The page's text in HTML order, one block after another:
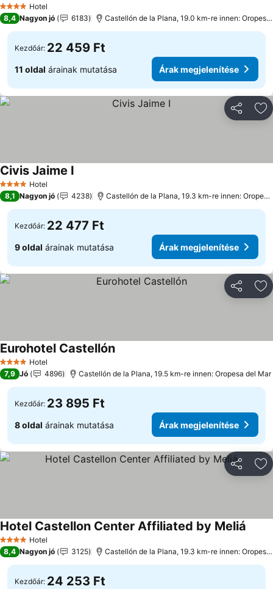
4 KategóriaHotel
8,4 Nagyon jó 6183 Castellón de la Plana, 19.0 km-re innen: Oropesa
Kezdőár: 22 459 Ft
11 oldal árainak mutatása Árak megjelenítése
4 KategóriaHotel
Civis Jaime I
8,1 Nagyon jó 4238 Castellón de la Plana, 19.3 km-re innen:
Kezdőár: 22 477 Ft
9 oldal árainak mutatása Árak megjelenítése
4 KategóriaHotel
Eurohotel CastellónÁrak megjelenítése
7,9 Jó 4896 Castellón de la Plana, 19.5 km-re innen: Oropesa del Mar
Kezdőár: 23 895 Ft
8 oldal árainak mutatása Árak megjelenítése
4 KategóriaHotel
Hotel Castellon Center Affiliated by Meliá
8,4 Nagyon jó 3125 Castellón de la Plana, 19.3 km-re innen: Oropesa
Kezdőár: 24 253 Ft